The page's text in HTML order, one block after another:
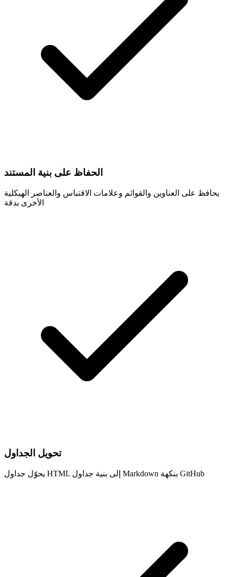
الحفاظ على بنية المستند
يحافظ على العناوين والقوائم وعلامات الاقتباس والعناصر الهيكلية
الأخرى بدقة
تحويل الجداول
يحوّل جداول HTML إلى بنية جداول Markdown بنكهة GitHub